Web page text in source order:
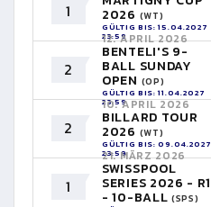
1 2026 (WT)
GÜLTIG BIS: 15.04.2027
23:59
2
12. APRIL 2026
BENTELI'S 9-
BALL SUNDAY
OPEN (OP)
GÜLTIG BIS: 11.04.2027
23:59
2
10. APRIL 2026
BILLARD TOUR
2026 (WT)
GÜLTIG BIS: 09.04.2027
23:59
1
21. MÄRZ 2026
SWISSPOOL
SERIES 2026 - R1
- 10-BALL (SPS)